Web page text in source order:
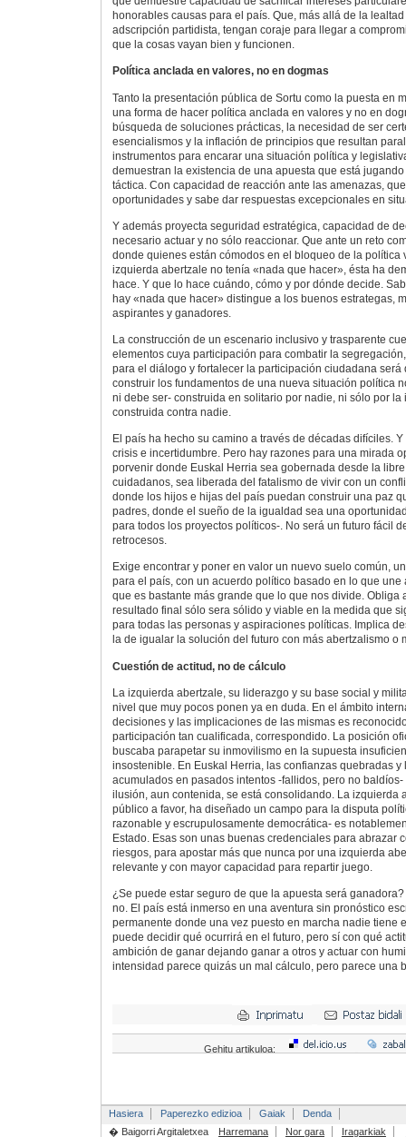
honorables causas para el país. Que, más allá de la
adscripción partidista, tengan coraje para llegar a
que la cosas vayan bien y funcionen.
Política anclada en valores, no en dogmas
Tanto la presentación pública de Sortu como la puesta en
una forma de hacer política anclada en valores y no en
búsqueda de soluciones prácticas, la necesidad de ser
esencialismos y la inflación de principios que resultan
instrumentos para encarar una situación política y
demuestran la existencia de una apuesta que está
táctica. Con capacidad de reacción ante las amenazas,
oportunidades y sabe dar respuestas excepcionales en
Y además proyecta seguridad estratégica, capacidad de
necesario actuar y no sólo reaccionar. Que ante un reto
donde quienes están cómodos en el bloqueo de la política
izquierda abertzale no tenía «nada que hacer», ésta ha
hace. Y que lo hace cuándo, cómo y por dónde decide.
hay «nada que hacer» distingue a los buenos estrategas,
aspirantes y ganadores.
La construcción de un escenario inclusivo y trasparente
elementos cuya participación para combatir la
para el diálogo y fortalecer la participación ciudadana será
construir los fundamentos de una nueva situación política
ni debe ser- construida en solitario por nadie, ni sólo por
construida contra nadie.
El país ha hecho su camino a través de décadas difíciles.
crisis e incertidumbre. Pero hay razones para una mirada
porvenir donde Euskal Herria sea gobernada desde la
cuidadanos, sea liberada del fatalismo de vivir con un
donde los hijos e hijas del país puedan construir una paz
padres, donde el sueño de la igualdad sea una
para todos los proyectos políticos-. No será un futuro fácil
retrocesos.
Exige encontrar y poner en valor un nuevo suelo común,
para el país, con un acuerdo político basado en lo que une
que es bastante más grande que lo que nos divide. Obliga
resultado final sólo sera sólido y viable en la medida que
para todas las personas y aspiraciones políticas. Implica
la de igualar la solución del futuro con más abertzalismo o
Cuestión de actitud, no de cálculo
La izquierda abertzale, su liderazgo y su base social y
nivel que muy pocos ponen ya en duda. En el ámbito
decisiones y las implicaciones de las mismas es
participación tan cualificada, correspondido. La posición
buscaba parapetar su inmovilismo en la supuesta
insostenible. En Euskal Herria, las confianzas quebradas
acumulados en pasados intentos -fallidos, pero no
ilusión, aun contenida, se está consolidando. La izquierda
público a favor, ha diseñado un campo para la disputa
razonable y escrupulosamente democrática- es
Estado. Esas son unas buenas credenciales para abrazar
riesgos, para apostar más que nunca por una izquierda
relevante y con mayor capacidad para repartir juego.
¿Se puede estar seguro de que la apuesta será
no. El país está inmerso en una aventura sin pronóstico
permanente donde una vez puesto en marcha nadie tiene
puede decidir qué ocurrirá en el futuro, pero sí con qué
ambición de ganar dejando ganar a otros y actuar con
intensidad parece quizás un mal cálculo, pero parece una
Gehitu artikuloa:
Hasiera Paperezko edizioa Gaiak
Denda
� Baigorri Argitaletxea
Harremana Nor gara Iragarkiak